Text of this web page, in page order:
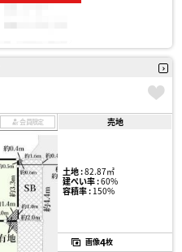
会員限定 売地
土地 :82.87㎡
建ぺい率 :60%
容積率 :150%
画像4枚